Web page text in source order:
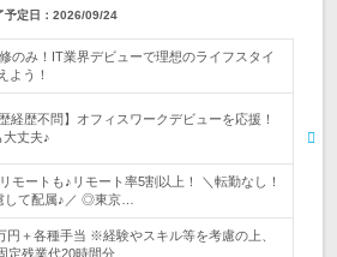
予定日：2026/09/24
のみ！IT業界デビューで理想のライフスタイ
よう！
経歴不問】オフィスワークデビューを応援！
大丈夫♪
モートも♪リモート率5割以上！ ＼転勤なし！
して配属♪／ ◎東京…
円＋各種手当 ※経験やスキル等を考慮の上、
定残業代20時間分…